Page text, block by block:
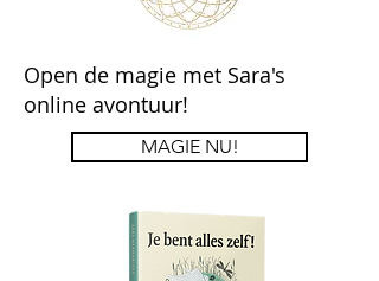
Open de magie met Sara's
online avontuur!
MAGIE NU!